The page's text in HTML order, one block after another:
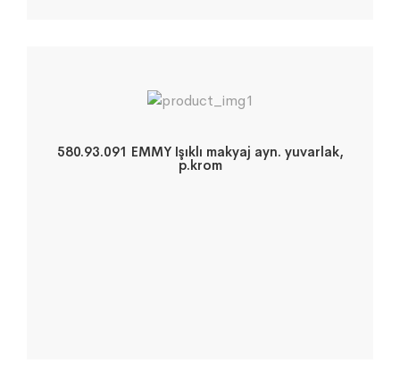
580.93.091 EMMY Işıklı makyaj ayn. yuvarlak,
p.krom